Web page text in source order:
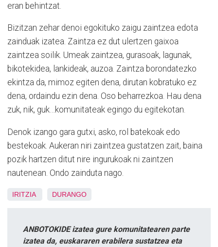
eran behintzat.
Bizitzan zehar denoi egokituko zaigu zaintzea edota
zainduak izatea. Zaintza ez dut ulertzen gaixoa
zaintzea soilik. Umeak zaintzea, gurasoak, lagunak,
bikotekidea, lankideak, auzoa. Zaintza borondatezko
ekintza da, mimoz egiten dena, dirutan kobratuko ez
dena, ordaindu ezin dena. Oso beharrezkoa. Hau dena
zuk, nik, guk…komunitateak egingo du egitekotan.
Denok izango gara gutxi, asko, rol batekoak edo
bestekoak. Aukeran niri zaintzea gustatzen zait, baina
pozik hartzen ditut nire ingurukoak ni zaintzen
nautenean. Ondo zainduta nago.
IRITZIA DURANGO
ANBOTOKIDE izatea gure komunitatearen parte
izatea da, euskararen erabilera sustatzea eta